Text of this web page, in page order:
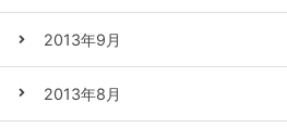
2013年9月
2013年8月